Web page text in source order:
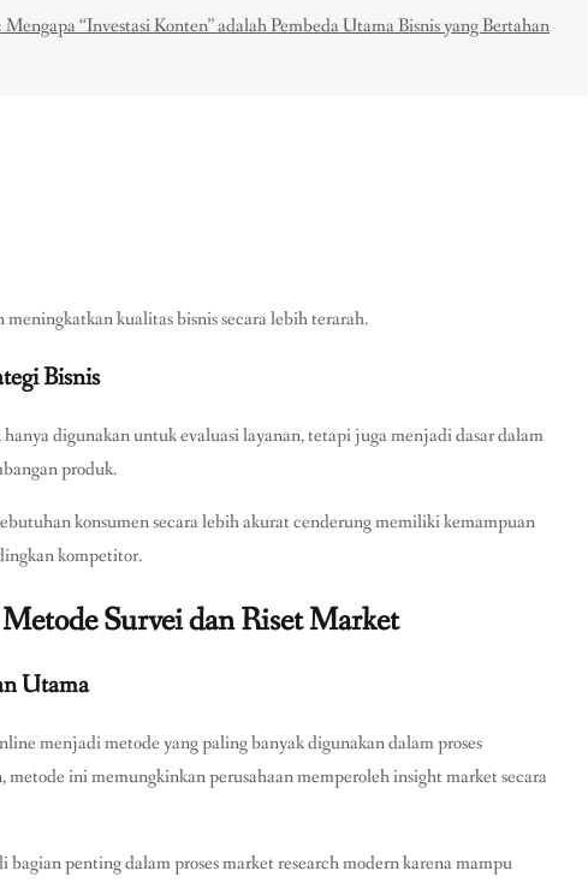
“Investasi Konten” adalah Pembeda Utama Bisnis yang Bertahan
kualitas bisnis secara lebih terarah.
Bisnis
digunakan untuk evaluasi layanan, tetapi juga menjadi dasar dalam
produk.
konsumen secara lebih akurat cenderung memiliki kemampuan
kompetitor.
Survei dan Riset Market
Utama
menjadi metode yang paling banyak digunakan dalam proses
ini memungkinkan perusahaan memperoleh insight market secara
bagian penting dalam proses market research modern karena mampu